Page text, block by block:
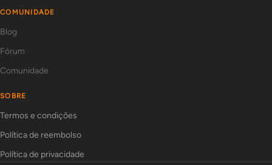
COMUNIDADE
Blog
Fórum
Comunidade
SOBRE
Termos e condições
Política de reembolso
Política de privacidade